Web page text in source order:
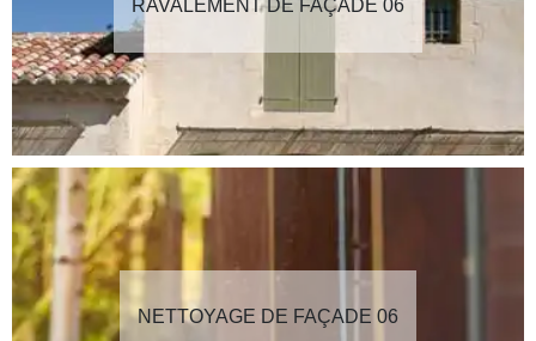
RAVALEMENT DE FAÇADE 06
NETTOYAGE DE FAÇADE 06